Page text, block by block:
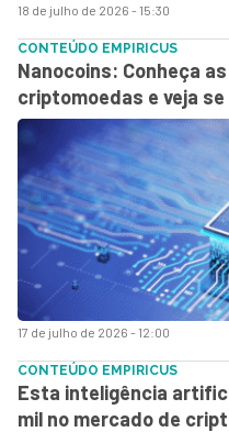
18 de julho de 2026 - 15:30
17 de julho de 2026 - 12:00
CONTEÚDO EMPIRICUS
Nanocoins: Conheça
criptomoedas e veja
CONTEÚDO EMPIRICUS
Esta inteligência
mil no mercado de